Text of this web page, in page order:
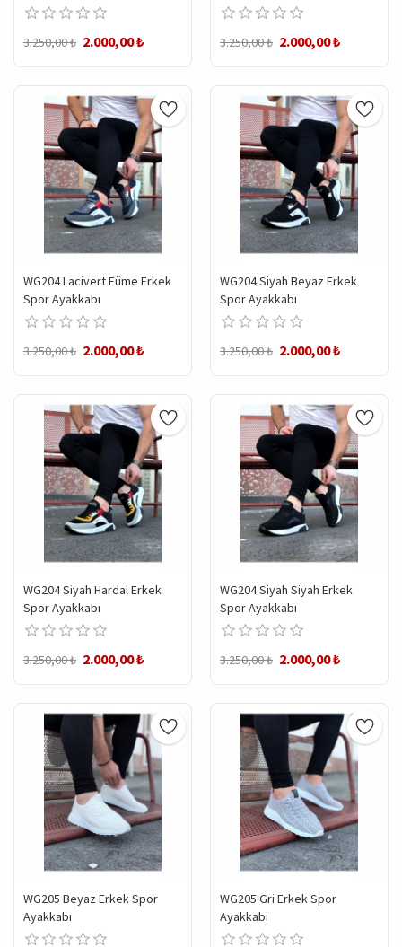
3.250,00 ₺ 2.000,00 ₺ 3.250,00 ₺ 2.000,00 ₺
WG204 Lacivert Füme Erkek
Spor Ayakkabı
3.250,00 ₺ 2.000,00 ₺
WG204 Siyah Beyaz Erkek
Spor Ayakkabı
3.250,00 ₺ 2.000,00 ₺
WG204 Siyah Hardal Erkek
Spor Ayakkabı
3.250,00 ₺ 2.000,00 ₺
WG204 Siyah Siyah Erkek
Spor Ayakkabı
3.250,00 ₺ 2.000,00 ₺
WG205 Beyaz Erkek Spor
Ayakkabı
WG205 Gri Erkek Spor
Ayakkabı